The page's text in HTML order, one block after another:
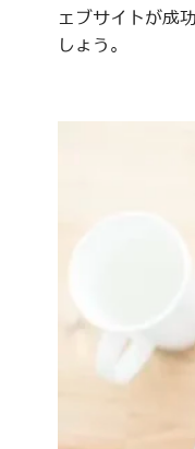
ェブサイトが成
しょう。